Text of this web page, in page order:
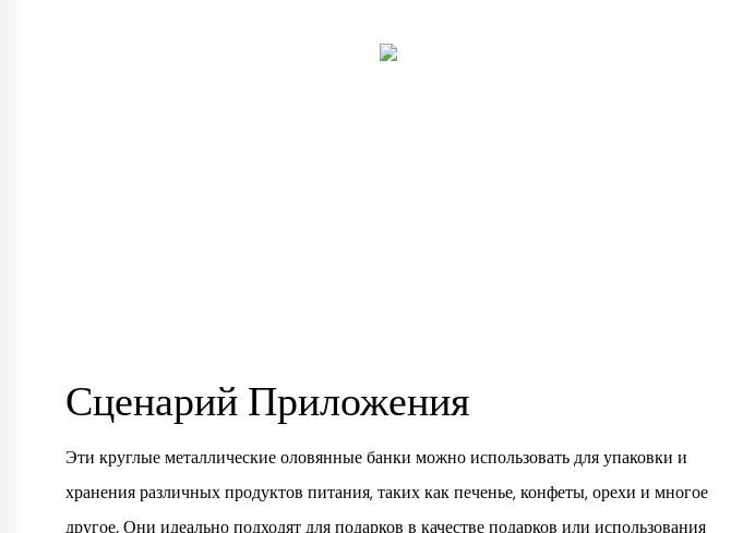
Сценарий Приложения
Эти круглые металлические оловянные банки можно использовать для упаковки и
хранения различных продуктов питания, таких как печенье, конфеты, орехи и многое
другое. Они идеально подходят для подарков в качестве подарков или использования